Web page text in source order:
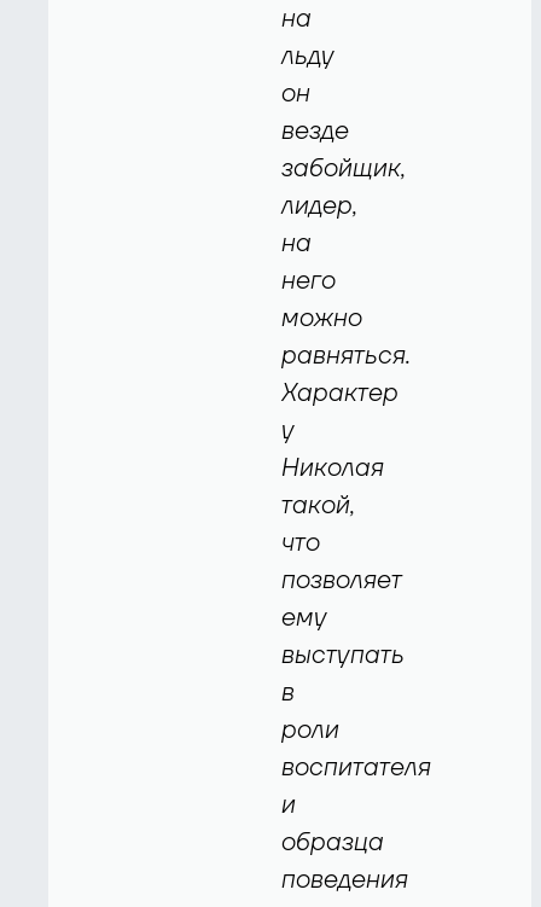
на
льду
он
везде
забойщик,
лидер,
на
него
можно
равняться.
Характер
у
Николая
такой,
что
позволяет
ему
выступать
в
роли
воспитателя
и
образца
поведения